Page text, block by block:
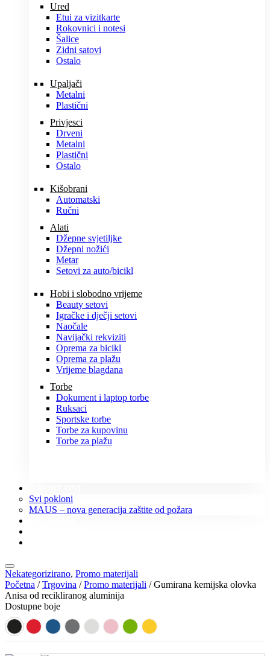
Ured
Etui za vizitkarte
Rokovnici i notesi
Šalice
Zidni satovi
Ostalo
Upaljači
Metalni
Plastični
Privjesci
Drveni
Metalni
Plastični
Ostalo
Kišobrani
Automatski
Ručni
Alati
Džepne svjetiljke
Džepni nožići
Metar
Setovi za auto/bicikl
Hobi i slobodno vrijeme
Beauty setovi
Igračke i dječji setovi
Naočale
Navijački rekviziti
Oprema za bicikl
Oprema za plažu
Vrijeme blagdana
Torbe
Dokument i laptop torbe
Ruksaci
Sportske torbe
Torbe za kupovinu
Torbe za plažu
Svi pokloni
MAUS – nova generacija zaštite od požara
Nekategorizirano, Promo materijali
Početna /Trgovina /Promo materijali / Gumirana kemijska olovka
Anisa od recikliranog aluminija
Dostupne boje